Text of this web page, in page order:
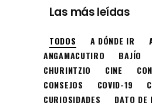
Las más leídas
TODOS A DÓNDE IR
ANGAMACUTIRO
BAJÍO
CHURINTZIO
CINE
CONSEJOS
COVID-19
CURIOSIDADES
DATO DE